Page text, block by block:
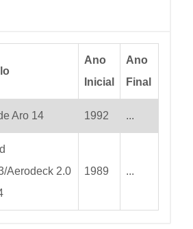
Ano
Inicial
Ano
Final
Aro 14 1992 ...
Aerodeck 2.0
1989 ...